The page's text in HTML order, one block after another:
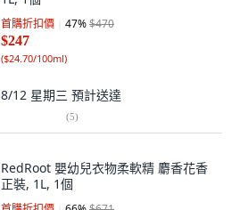
首購折扣價 47%$470
$247
($24.70/100ml)
8/12 星期三 預計送達
(5)
RedRoot 嬰幼兒衣物柔軟精 麝香花香
正裝, 1L, 1個